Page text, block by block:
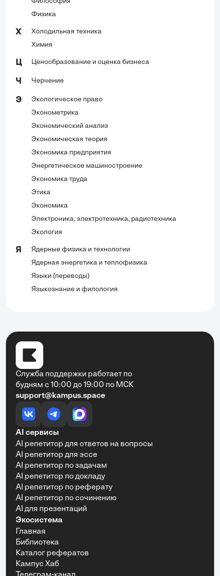
Физика
Х
Холодильная техника
Химия
Ц Ценообразование и оценка бизнеса
Ч Черчение
Э
Экологическое право
Эконометрика
Экономический анализ
Экономическая теория
Экономика предприятия
Энергетическое машиностроение
Экономика труда
Этика
Экономика
Электроника, электротехника, радиотехника
Экология
Я
Ядерные физика и технологии
Ядерная энергетика и теплофизика
Языки (переводы)
Языкознание и филология
Служба поддержки работает по
будням с 10:00 до 19:00 по МСК
support@kampus.space
AI сервисы
AI репетитор для ответов на вопросы
AI репетитор для эссе
AI репетитор по задачам
AI репетитор по докладу
AI репетитор по реферату
AI репетитор по сочинению
AI для презентаций
Экосистема
Главная
Библиотека
Каталог рефератов
Кампус Хаб